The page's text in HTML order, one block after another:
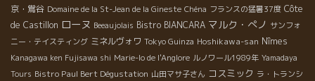
京・鴬谷 Domaine de la St-Jean de la Gineste Chéna フランスの猛暑37度 Côte
de Castillon ローヌ Beeaujolais Bistro BIANCARA マルク・ぺノ サンフォ
ニー・テイスティング ミネルヴォワ Tokyo Guinza Hoshikawa-san Nîmes
Kanagawa ken Fujisawa shi Marie-lo de l'Anglore ルノワール1989年 Yamadaya
Tours Bistro Paul Bert Dégustation 山田マサ子さん コスミック ラ・トランシ